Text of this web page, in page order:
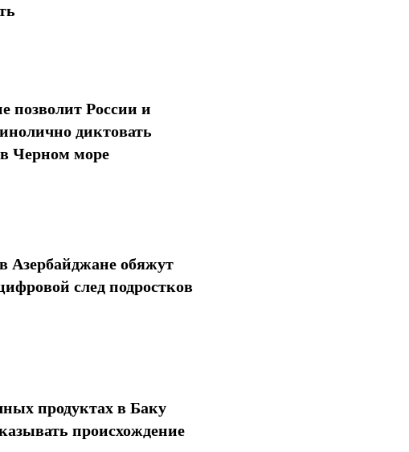
позволит России и
диктовать
Черном море
Азербайджане обяжут
след подростков
продуктах в Баку
происхождение